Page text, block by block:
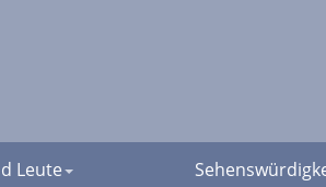
Leute